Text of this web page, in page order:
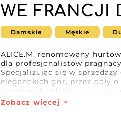
WE FRANCJI
Damskie Męskie
ALICE.M, renomowany
dla profesjonalistów
Specjalizując się w
eleganckich gór, przez doły
nawet najbardziej
Tym, co wyróżnia ALICE.M,
Zobacz więcej